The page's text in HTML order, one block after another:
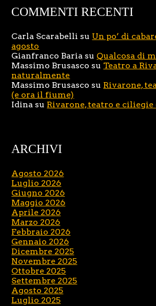
COMMENTI RECENTI
Carla Scarabelli su Un po’ di
agosto
Gianfranco Baria su Qualcosa di
Massimo Brusasco su Teatro a
naturalmente
Massimo Brusasco su Rivarone,
(e ora il fiume)
Idina su Rivarone, teatro e
ARCHIVI
Agosto 2026
Luglio 2026
Giugno 2026
Maggio 2026
Aprile 2026
Marzo 2026
Febbraio 2026
Gennaio 2026
Dicembre 2025
Novembre 2025
Ottobre 2025
Settembre 2025
Agosto 2025
Luglio 2025